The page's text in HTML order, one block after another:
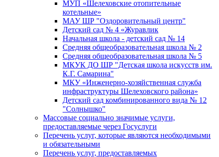
МУП «Шелеховские отопительные
котельные»
МАУ ШР "Оздоровительный центр"
Детский сад № 4 «Журавлик
Начальная школа - детский сад № 14
Средняя общеобразовательная школа № 2
Средняя общеобразовательная школа № 5
МКУК ДО ШР "Детская школа искусств им.
К.Г. Самарина"
МКУ «Инженерно-хозяйственная служба
инфраструктуры Шелеховского района»
Детский сад комбинированного вида № 12
"Солнышко"
Массовые социально значимые услуги,
предоставляемые через Госуслуги
Перечень услуг, которые являются необходимыми
и обязательными
Перечень услуг, предоставляемых